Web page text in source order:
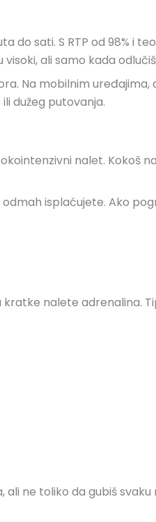
do sati. S RTP od 98% i
ali samo kada
Na mobilnim
dužeg putovanja.
nalet. Kokoš
isplaćujete. Ako
kratke nalete adrenalina.
ne toliko da gubiš svaku